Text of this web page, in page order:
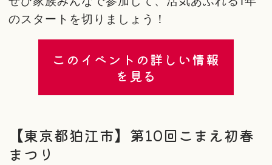
のスタートを切りましょう！
このイベントの詳しい情報
を見る
【東京都狛江市】第10回こまえ初春
まつり